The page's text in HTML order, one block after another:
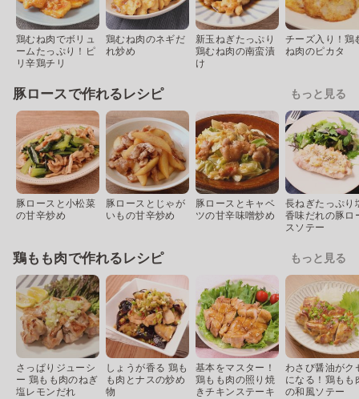
鶏むね肉でボリュ
ームたっぷり！ピ
リ辛鶏チリ
鶏むね肉のネギだ
れ炒め
新玉ねぎたっぷり
鶏むね肉の南蛮漬
け
チーズ入り！鶏
ね肉のピカタ
豚ロースで作れるレシピ もっと見る
豚ロースと小松菜
の甘辛炒め
豚ロースとじゃが
いもの甘辛炒め
豚ロースとキャベ
ツの甘辛味噌炒め
長ねぎたっぷり
香味だれの豚ロ
スソテー
鶏もも肉で作れるレシピ もっと見る
さっぱりジューシ
ー 鶏もも肉のねぎ
塩レモンだれ
しょうが香る 鶏も
も肉とナスの炒め
物
基本をマスター！
鶏もも肉の照り焼
きチキンステーキ
わさび醤油がク
になる！鶏もも
の和風ソテー